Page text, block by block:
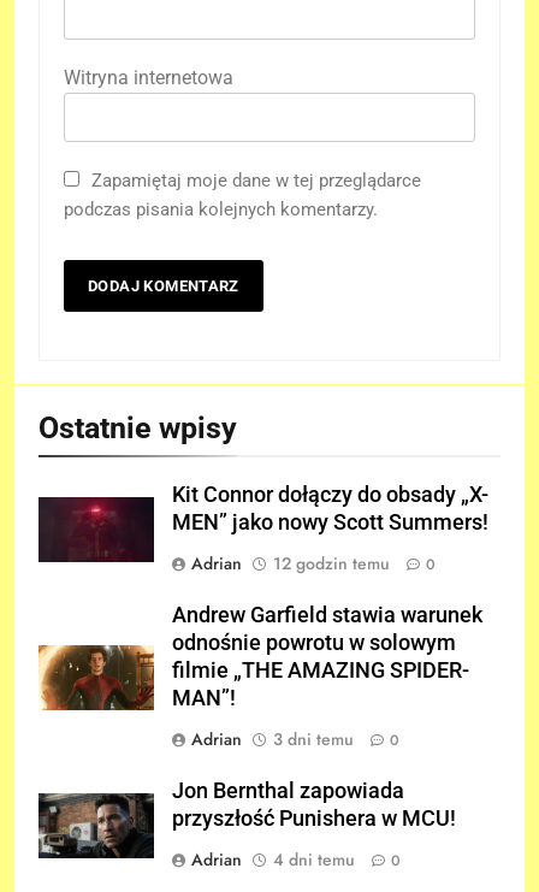
Witryna internetowa
Zapamiętaj moje dane w tej przeglądarce
podczas pisania kolejnych komentarzy.
Ostatnie wpisy
Kit Connor dołączy do obsady „X-
MEN” jako nowy Scott Summers!
Adrian
12 godzin temu 0
Andrew Garfield stawia warunek
odnośnie powrotu w solowym
filmie „THE AMAZING SPIDER-
MAN”!
Adrian
3 dni temu 0
Jon Bernthal zapowiada
przyszłość Punishera w MCU!
Adrian
4 dni temu 0